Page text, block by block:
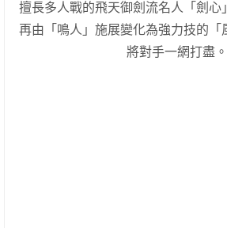
擅長多人戰的飛天御劍流名人「劍心
再由「鳴人」施展變化為強力技的「
將對手一網打盡。